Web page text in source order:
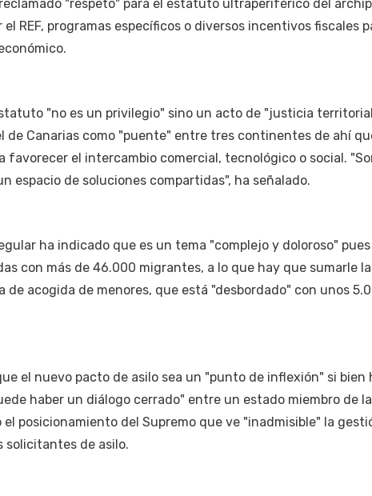
"respeto" para el estatuto ultraperiférico del
REF, programas específicos o diversos incentivos fiscales
"no es un privilegio" sino un acto de "justicia
de Canarias como "puente" entre tres continentes de ahí
favorecer el intercambio comercial, tecnológico o social.
espacio de soluciones compartidas", ha señalado.
ha indicado que es un tema "complejo y doloroso"
con más de 46.000 migrantes, a lo que hay que sumarle la
de acogida de menores, que está "desbordado" con unos
el nuevo pacto de asilo sea un "punto de inflexión" si bien
haber un diálogo cerrado" entre un estado miembro de la
el posicionamiento del Supremo que ve "inadmisible" la
solicitantes de asilo.